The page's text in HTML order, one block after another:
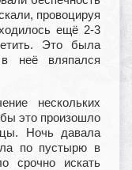
провоцируя
ещё 2-3
Это была
неё вляпался
нескольких
это произошло
Ночь давала
по пустырю в
срочно искать